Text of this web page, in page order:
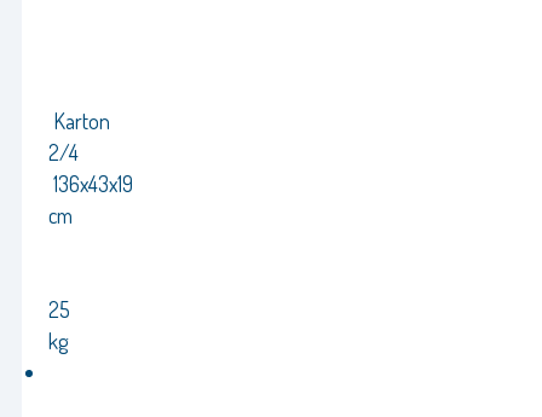
Karton
2/4
136x43x19
cm
25
kg